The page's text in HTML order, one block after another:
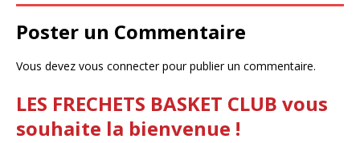
Poster un Commentaire
Vous devez vous connecterpour publier un commentaire.
LES FRECHETS BASKET CLUB vous
souhaite la bienvenue !